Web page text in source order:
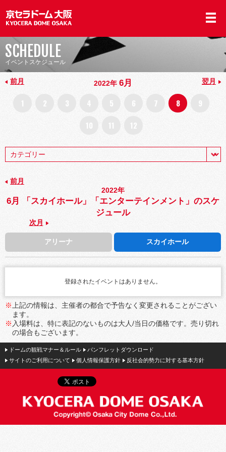
SCHEDULE
イベントスケジュール
前月 2022年 6月 翌月
1 2 3 4 5 6 7 8
9
10
11 12
前月
2022年
6月 「スカイホール」「エンターテインメント」のスケ
ジュール
次月
アリーナ スカイホール
登録されたイベントはありません。
※ 上記の情報は、主催者の都合で予告なく変更されることがござい
ます。
※ 入場料は、特に表記のないものは大人/当日の価格です。売り切れ
の場合もございます。
ドームの観戦マナー＆ルール
パンフレットダウンロード
サイトのご利用について
個人情報保護方針 反社会的勢力に対する基本方針